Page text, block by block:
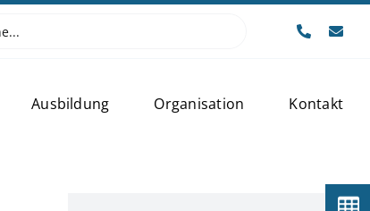
Ausbildung Organisation Kontakt